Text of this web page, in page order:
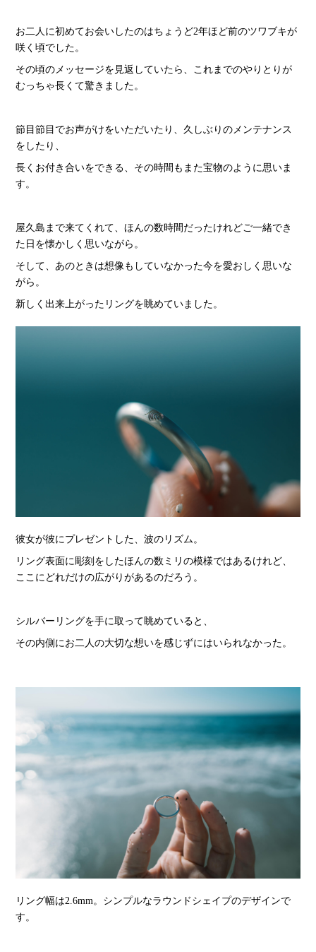
お二人に初めてお会いしたのはちょうど2年ほど前のツワブキが
咲く頃でした。
その頃のメッセージを見返していたら、これまでのやりとりが
むっちゃ長くて驚きました。
節目節目でお声がけをいただいたり、久しぶりのメンテナンス
をしたり、
長くお付き合いをできる、その時間もまた宝物のように思いま
す。
屋久島まで来てくれて、ほんの数時間だったけれどご一緒でき
た日を懐かしく思いながら。
そして、あのときは想像もしていなかった今を愛おしく思いな
がら。
新しく出来上がったリングを眺めていました。
彼女が彼にプレゼントした、波のリズム。
リング表面に彫刻をしたほんの数ミリの模様ではあるけれど、
ここにどれだけの広がりがあるのだろう。
シルバーリングを手に取って眺めていると、
その内側にお二人の大切な想いを感じずにはいられなかった。
リング幅は2.6mm。シンプルなラウンドシェイプのデザインで
す。